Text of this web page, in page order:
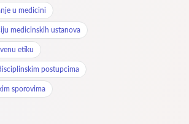
u medicini
medicinskih ustanova
etiku
postupcima
sporovima